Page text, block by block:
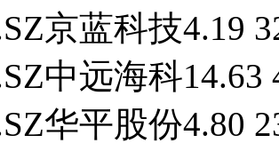
京蓝科技4.19
中远海科
华平股份4.80